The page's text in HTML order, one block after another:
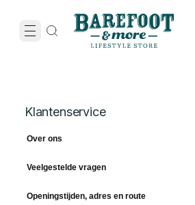
Klantenservice
Over ons
Veelgestelde vragen
Openingstijden, adres en route